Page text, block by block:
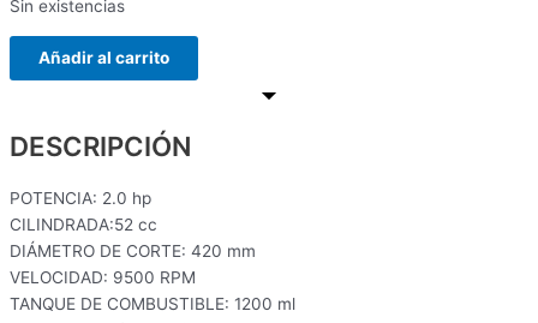
Sin existencias
Añadir al carrito
DESCRIPCIÓN
POTENCIA: 2.0 hp
CILINDRADA:52 cc
DIÁMETRO DE CORTE: 420 mm
VELOCIDAD: 9500 RPM
TANQUE DE COMBUSTIBLE: 1200 ml